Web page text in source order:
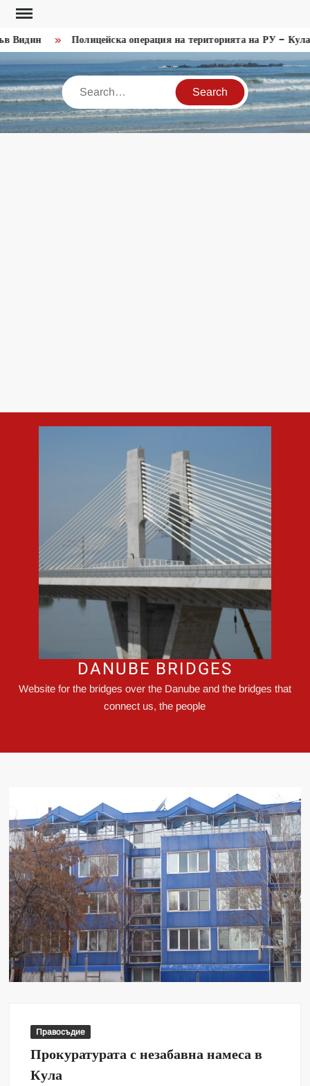
Skip
content
Полицейска операция на територията на РУ – Кула
Search
DANUBE BRIDGES
Website for the bridges over the Danube and the bridges that
connect us, the people
Правосъдие
Прокуратурата с незабавна намеса в
Кула